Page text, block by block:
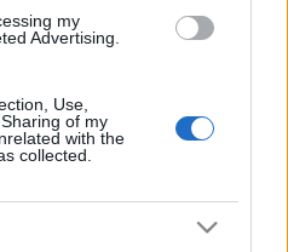
my
Advertising.
Use,
of my
with the
collected.
Tamás
premierrel kezdi az új